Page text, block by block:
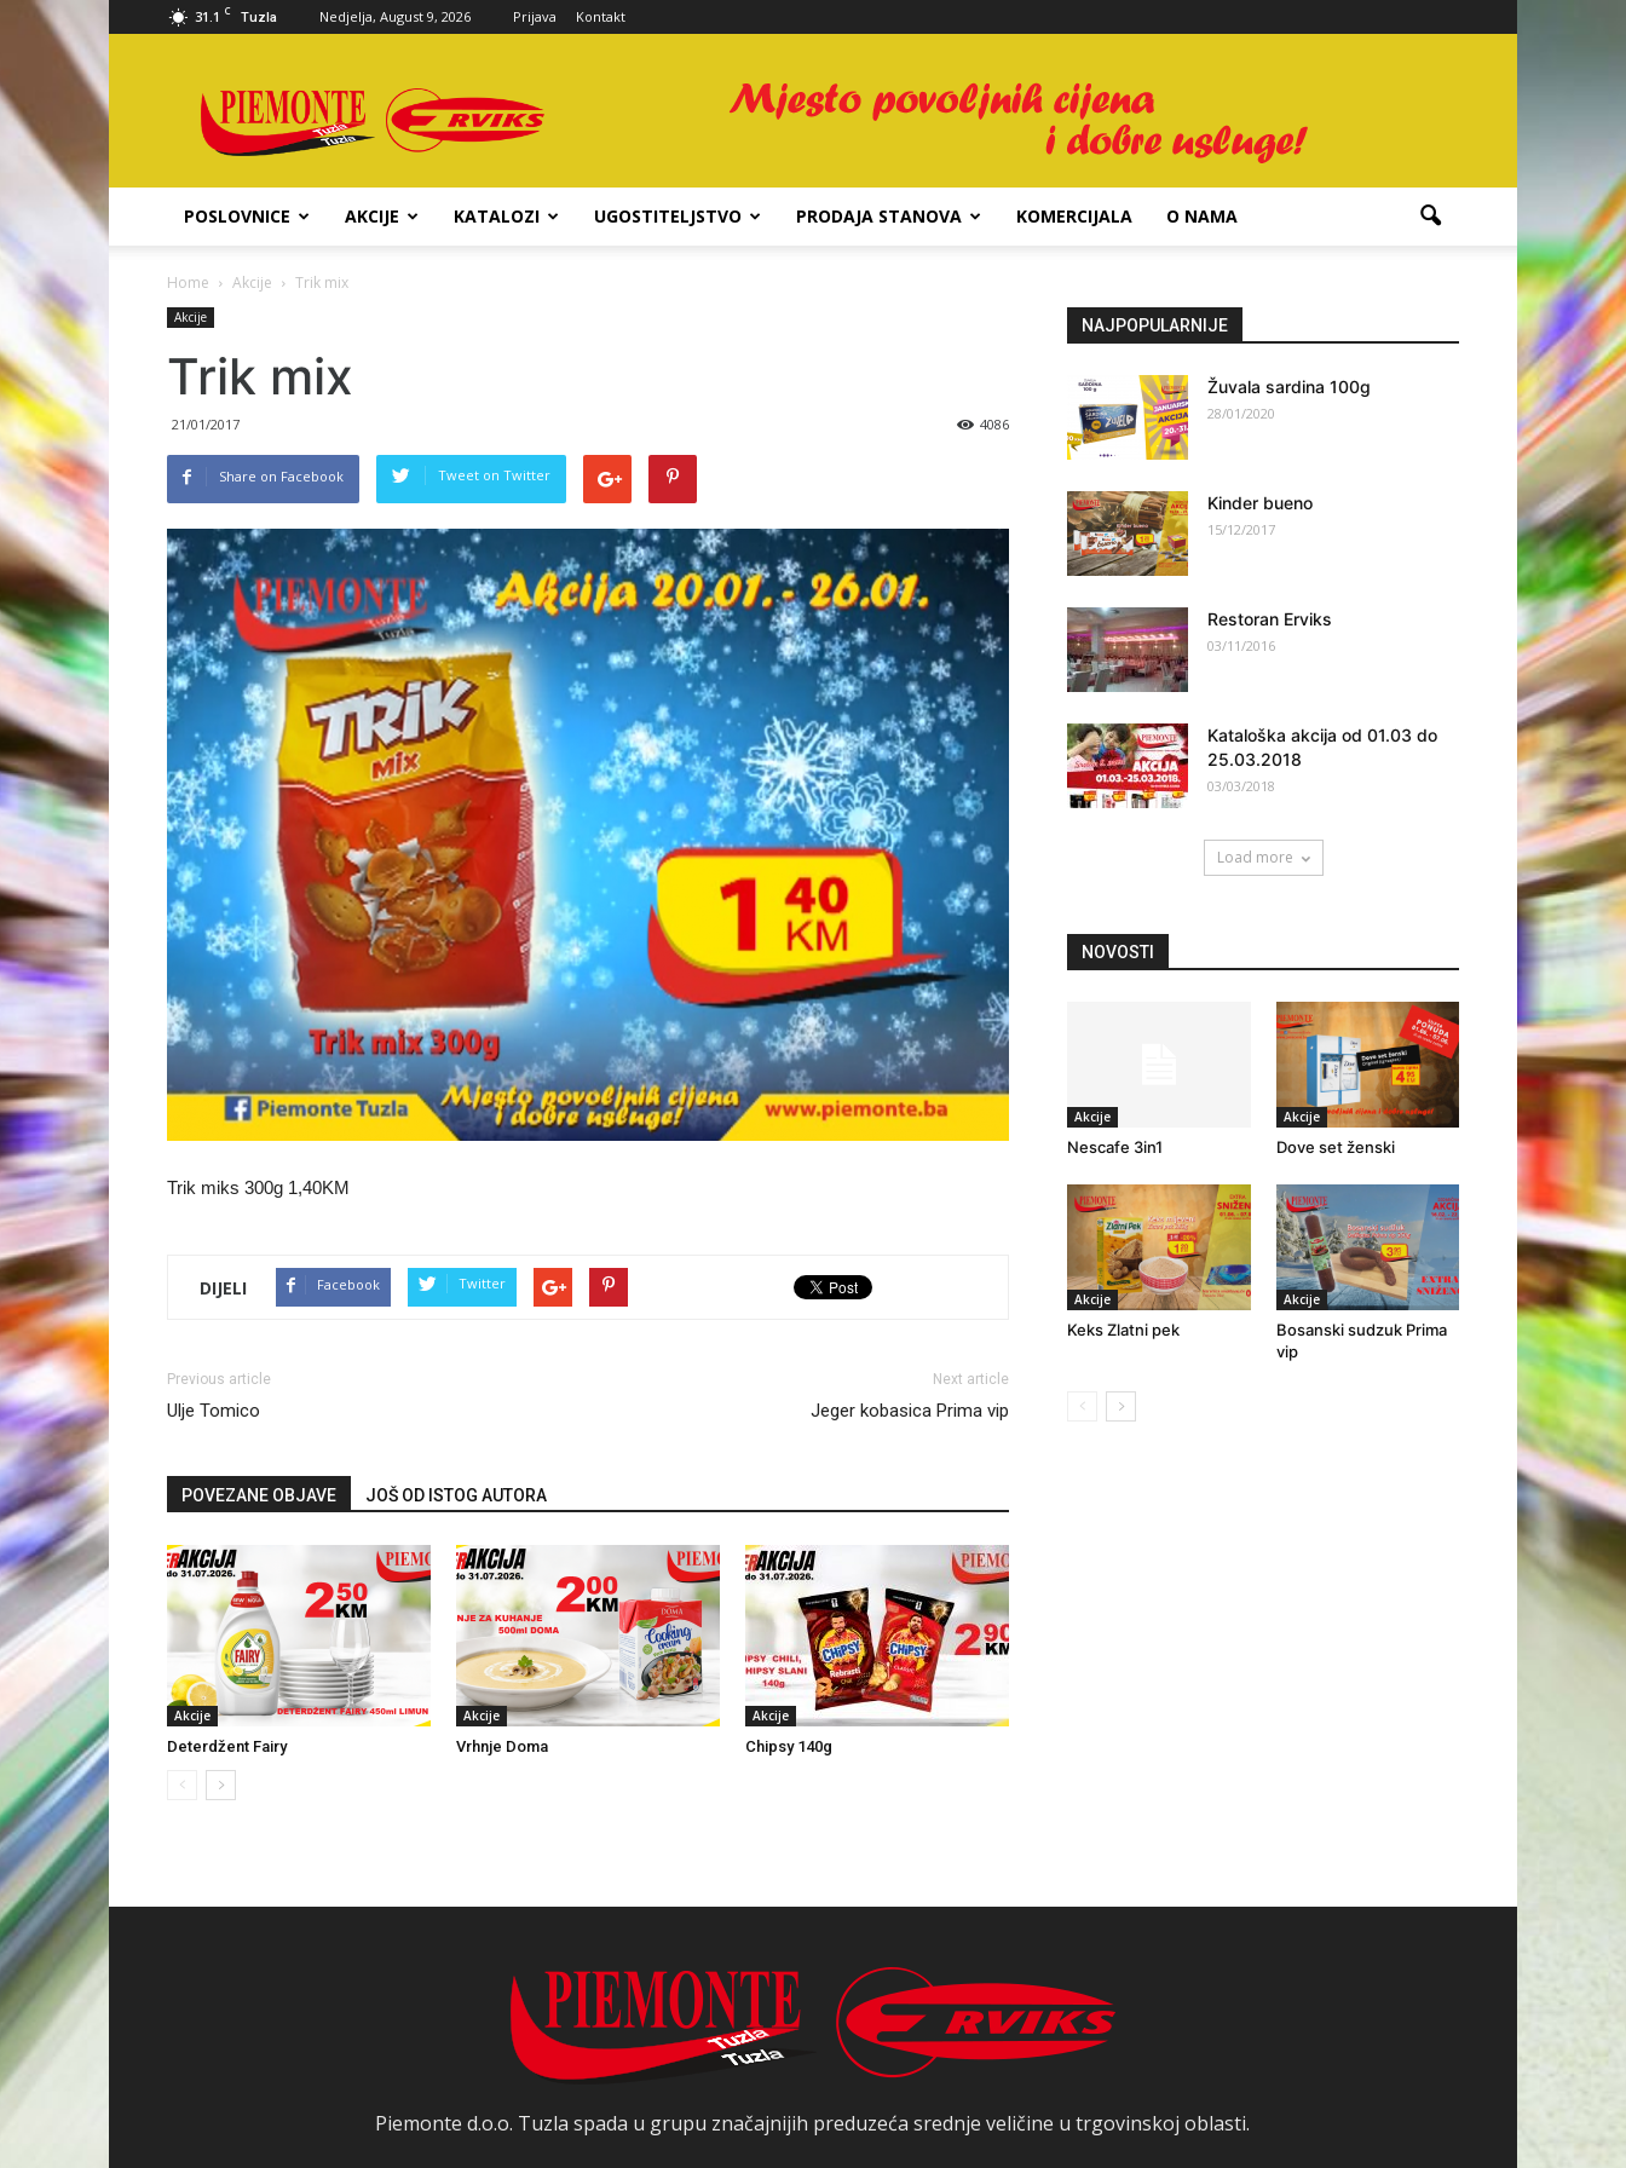
31.1 C Tuzla Nedjelja, August 9, 2026 Prijava Kontakt
d.o.o.
POSLOVNICE AKCIJE KATALOZI UGOSTITELJSTVO PRODAJA STANOVA KOMERCIJALA O NAMA
Home Akcije Trik mix
Akcije
Trik mix
21/01/2017 4086
Share on Facebook Tweet on Twitter
Trik miks 300g 1,40KM
DIJELI Facebook Twitter
Previous article
Ulje Tomico
Next article
Jeger kobasica Prima vip
POVEZANE OBJAVE JOŠ OD ISTOG AUTORA
Akcije
Deterdžent Fairy
Akcije
Vrhnje Doma
Akcije
Chipsy 140g
NAJPOPULARNIJE
Žuvala sardina 100g
28/01/2020
Kinder bueno
15/12/2017
Restoran Erviks
03/11/2016
Kataloška akcija od 01.03 do
25.03.2018
03/03/2018
Load more
NOVOSTI
Akcije
Nescafe 3in1
Akcije
Dove set ženski
Akcije
Keks Zlatni pek
Akcije
Bosanski sudzuk Prima
vip
Piemonte d.o.o. Tuzla spada u grupu značajnijih preduzeća srednje veličine u trgovinskoj oblasti.